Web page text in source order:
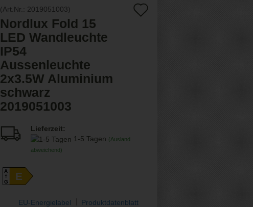
Passwort vergessen?
(Art.Nr.: 2019051003)
Nordlux Fold 15
LED Wandleuchte
IP54
Aussenleuchte
2x3.5W Aluminium
schwarz
2019051003
Lieferzeit:
1-5 Tagen (Ausland
abweichend)
A
GE
EU-Energielabel Produktdatenblatt